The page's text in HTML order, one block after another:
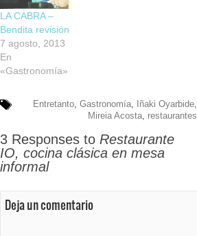
LA CABRA –
Bendita revisión
7 agosto, 2013
En
«Gastronomía»
Entretanto, Gastronomía, Iñaki Oyarbide,
Mireia Acosta, restaurantes
3 Responses to Restaurante
IO, cocina clásica en mesa
informal
Deja un comentario